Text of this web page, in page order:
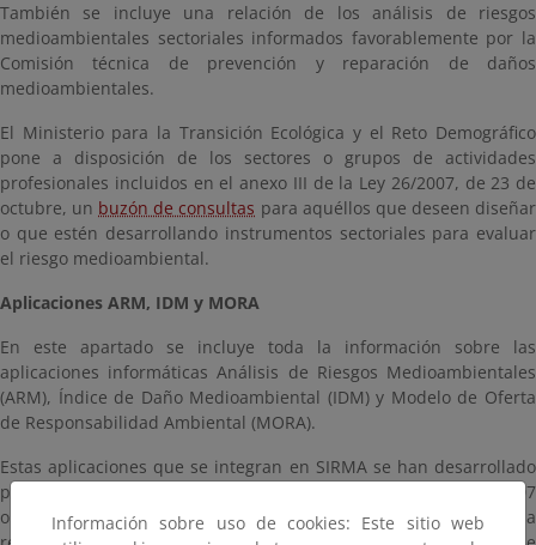
También se incluye una relación de los análisis de riesgos
medioambientales sectoriales informados favorablemente por la
Comisión técnica de prevención y reparación de daños
medioambientales.
El Ministerio para la Transición Ecológica y el Reto Demográfico
pone a disposición de los sectores o grupos de actividades
profesionales incluidos en el anexo III de la Ley 26/2007, de 23 de
octubre, un buzón de consultas para aquéllos que deseen diseñar
o que estén desarrollando instrumentos sectoriales para evaluar
el riesgo medioambiental.
Aplicaciones ARM, IDM y MORA
En este apartado se incluye toda la información sobre las
aplicaciones informáticas Análisis de Riesgos Medioambientales
(ARM), Índice de Daño Medioambiental (IDM) y Modelo de Oferta
de Responsabilidad Ambiental (MORA).
Estas aplicaciones que se integran en SIRMA se han desarrollado
para ayudar a los operadores del anexo III de la Ley 26/2007
obligados a constituir una garantía financiera obligatoria, a
Información sobre uso de cookies: Este sitio web